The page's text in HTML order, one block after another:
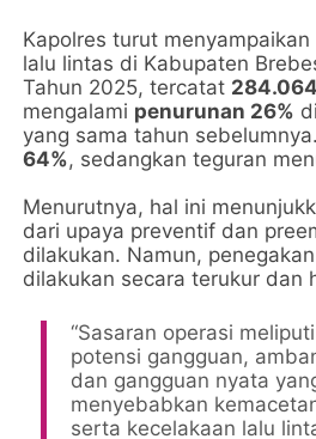
Kapolres turut
lalu lintas di Kabupaten
Tahun 2025, tercatat
mengalami penurunan 26%
yang sama tahun
64%, sedangkan teguran
Menurutnya, hal ini
dari upaya preventif dan
dilakukan. Namun,
dilakukan secara terukur dan
“Sasaran operasi
potensi gangguan,
dan gangguan nyata
menyebabkan
serta kecelakaan lalu